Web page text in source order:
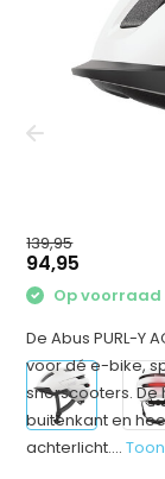
139,95
94,95
Op voorraad
De Abus PURL-Y
voor dé e-bike,
snorscooters.
buitenkant en
achterlicht....